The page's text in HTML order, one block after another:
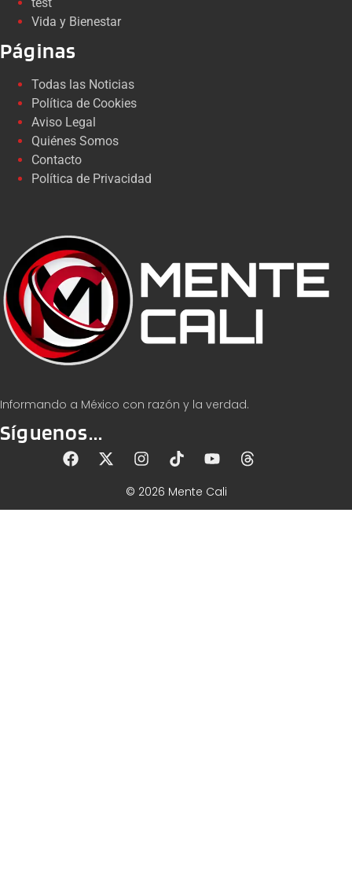
Informando a México con razón y la verdad.
Síguenos...
test
Vida y Bienestar
Páginas
Todas las Noticias
Política de Cookies
Aviso Legal
Quiénes Somos
Contacto
Política de Privacidad
© 2026 Mente Cali